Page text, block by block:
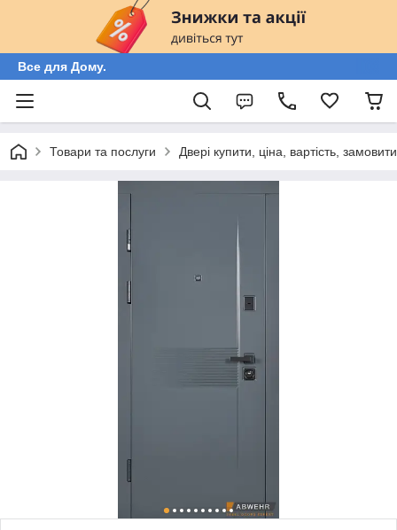
Все для Дому.
Товари та послуги Двері купити, ціна, вартість,